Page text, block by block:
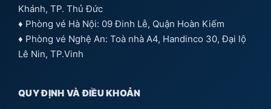
Khánh, TP. Thủ Đức
♦ Phòng vé Hà Nội: 09 Đinh Lễ, Quận Hoàn Kiếm
♦ Phòng vé Nghệ An: Toà nhà A4, Handinco 30, Đại lộ
Lê Nin, TP.Vinh
QUY ĐỊNH VÀ ĐIỀU KHOẢN